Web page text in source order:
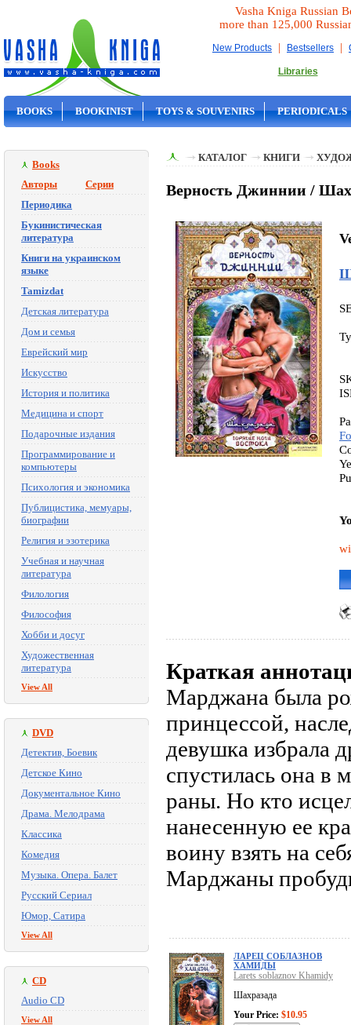
Vasha Kniga Russian
more than 125,000
New Products | Bestsellers |
Libraries
BOOKS BOOKINIST TOYS & SOUVENIRS PERIODICALS
Books
Авторы
Серии
Периодика
Букинистическая
литература
Книги на украинском
языке
Tamizdat
Детская литература
Дом и семья
Еврейский мир
Искусство
История и политика
Медицина и спорт
Подарочные издания
Программирование и
компьютеры
Психология и экономика
Публицистика, мемуары,
биографии
Религия и эзотерика
Учебная и научная
литература
Филология
Философия
Хобби и досуг
Художественная
литература
View All
DVD
Детектив, Боевик
Детское Кино
Документальное Кино
Драма. Мелодрама
Классика
Комедия
Музыка. Опера. Балет
Русский Сериал
Юмор, Сатира
View All
CD
Audio CD
View All
КАТАЛОГ КНИГИ
Верность Джиннии /
Краткая
Марджана была
принцессой,
девушка избрала
спустилась она в
раны. Но кто
нанесенную ее
воину взять на
Марджаны
ЛАРЕЦ СОБЛАЗНОВ
ХАМИДЫ
Larets soblaznov Khamidy
Шахразада
Your Price: $10.95